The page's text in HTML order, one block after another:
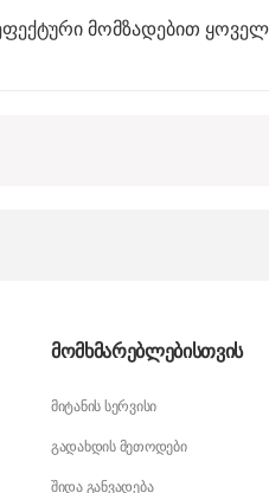
მომზადებით
მომხმარებლებისთვის
მიტანის სერვისი
გადახდის მეთოდები
შიდა განვადება